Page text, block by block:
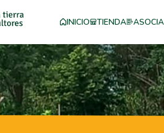
INICIO TIENDA